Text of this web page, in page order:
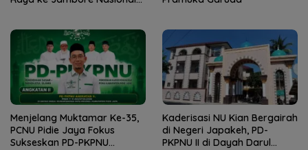
Menjelang Muktamar Ke-35,
PCNU Pidie Jaya Fokus
Sukseskan PD-PKPNU
Kaderisasi NU Kian Bergairah
di Negeri Japakeh, PD-
PKPNU II di Dayah Darul